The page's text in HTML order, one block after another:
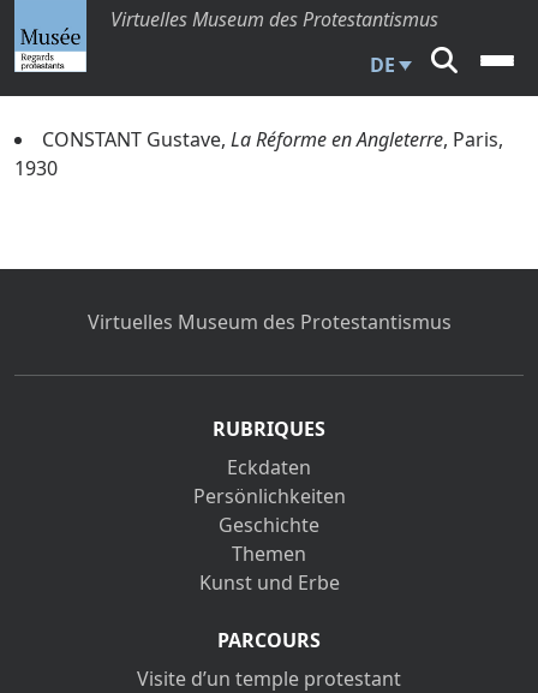
Virtuelles Museum des Protestantismus
DE
CONSTANT Gustave, La Réforme en Angleterre, Paris,
1930
Virtuelles Museum des Protestantismus
RUBRIQUES
Eckdaten
Persönlichkeiten
Geschichte
Themen
Kunst und Erbe
PARCOURS
Visite d’un temple protestant